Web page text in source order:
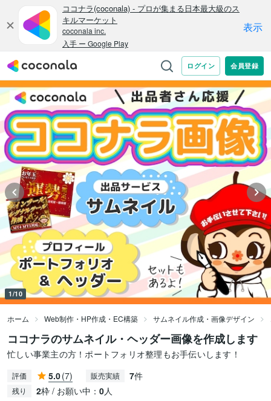
1/10
ホーム Web制作・HP作成・EC構築 サムネイル作成・画像デザイン
ココナラのサムネイル・ヘッダー画像を作成します
忙しい事業主の方！ポートフォリオ整理もお手伝いします！
評価 5.0(7) 販売実績 7件
残り 2枠 / お願い中： 0人